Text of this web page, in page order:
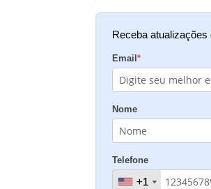
Receba
Email*
Nome
Telefone
+1
+1